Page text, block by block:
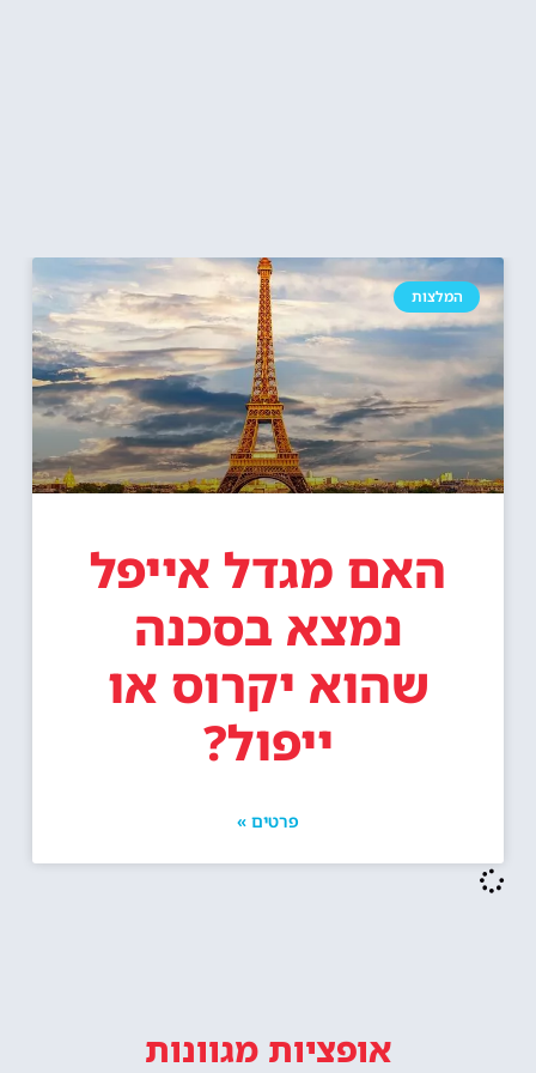
המלצות
האם מגדל אייפל
נמצא בסכנה
שהוא יקרוס או
ייפול?
פרטים »
אופציות מגוונות